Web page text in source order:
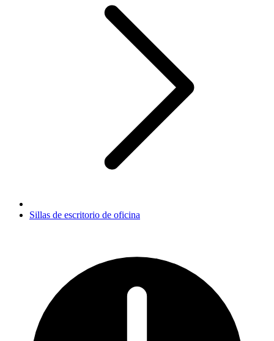
Sillas de escritorio de oficina